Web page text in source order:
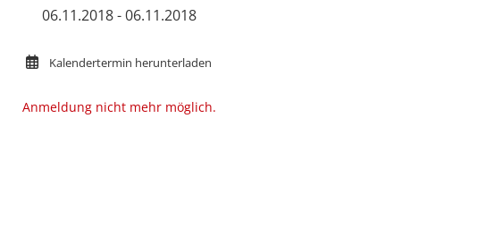
06.11.2018 - 06.11.2018
Kalendertermin herunterladen
Anmeldung nicht mehr möglich.